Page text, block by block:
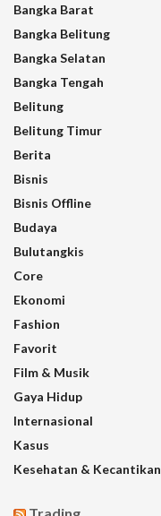
Bangka Barat
Bangka Belitung
Bangka Selatan
Bangka Tengah
Belitung
Belitung Timur
Berita
Bisnis
Bisnis Offline
Budaya
Bulutangkis
Core
Ekonomi
Fashion
Favorit
Film & Musik
Gaya Hidup
Internasional
Kasus
Kesehatan & Kecantikan